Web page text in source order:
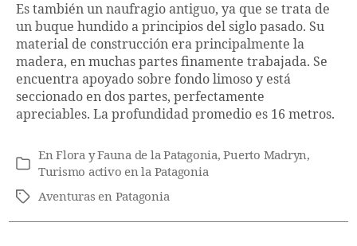
Es también un naufragio antiguo, ya que se trata de
un buque hundido a principios del siglo pasado. Su
material de construcción era principalmente la
madera, en muchas partes finamente trabajada. Se
encuentra apoyado sobre fondo limoso y está
seccionado en dos partes, perfectamente
apreciables. La profundidad promedio es 16 metros.
Categorías
EnFlora y Fauna de la Patagonia,Puerto Madryn,
Turismo activo en la Patagonia
Etiquetas
Aventuras en Patagonia